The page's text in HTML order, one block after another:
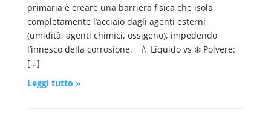
primaria è creare una barriera fisica che isola
completamente l’acciaio dagli agenti esterni
(umidità, agenti chimici, ossigeno), impedendo
l’innesco della corrosione. 💧 Liquido vs ❄️ Polvere:
[…]
Leggi tutto »